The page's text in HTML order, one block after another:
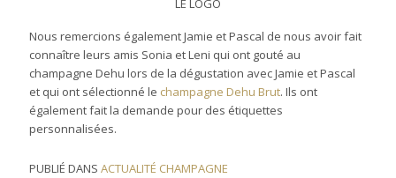
LE LOGO
Nous remercions également Jamie et Pascal de nous avoir fait
connaître leurs amis Sonia et Leni qui ont gouté au
champagne Dehu lors de la dégustation avec Jamie et Pascal
et qui ont sélectionné le champagne Dehu Brut. Ils ont
également fait la demande pour des étiquettes
personnalisées.
PUBLIÉ DANSACTUALITÉ CHAMPAGNE